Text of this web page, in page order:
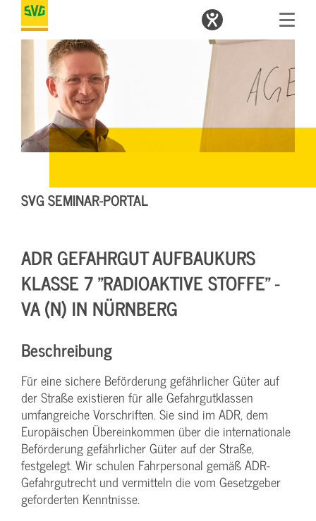
SVG SEMINAR-PORTAL
ADR GEFAHRGUT AUFBAUKURS
KLASSE 7 "RADIOAKTIVE STOFFE" -
VA (N) IN NÜRNBERG
Beschreibung
Für eine sichere Beförderung gefährlicher Güter auf
der Straße existieren für alle Gefahrgutklassen
umfangreiche Vorschriften. Sie sind im ADR, dem
Europäischen Übereinkommen über die internationale
Beförderung gefährlicher Güter auf der Straße,
festgelegt. Wir schulen Fahrpersonal gemäß ADR-
Gefahrgutrecht und vermitteln die vom Gesetzgeber
geforderten Kenntnisse.